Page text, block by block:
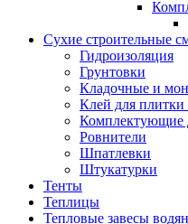
Сухие строительные
Гидроизоляция
Грунтовки
Кладочные и
Клей для плитки
Комплектующие
Ровнители
Шпатлевки
Штукатурки
Тенты
Теплицы
Тепловые завесы